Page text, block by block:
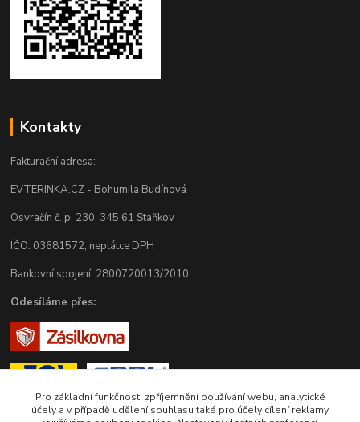
Kontakty
Fakturační adresa:
EVTERINKA.CZ - Bohumila Budínová
Osvračín č. p. 230, 345 61 Staňkov
IČO: 03681572, neplátce DPH
Bankovní spojení: 2800720013/2010
Odesíláme přes:
Pro základní funkčnost, zpříjemnění používání webu, analytické
účely a v případě udělení souhlasu také pro účely cílení reklamy